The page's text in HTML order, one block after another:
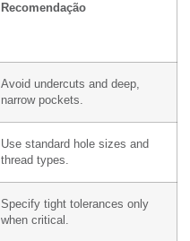
Recomendação
Avoid undercuts and deep,
narrow pockets.
Use standard hole sizes and
thread types.
Specify tight tolerances only
when critical.